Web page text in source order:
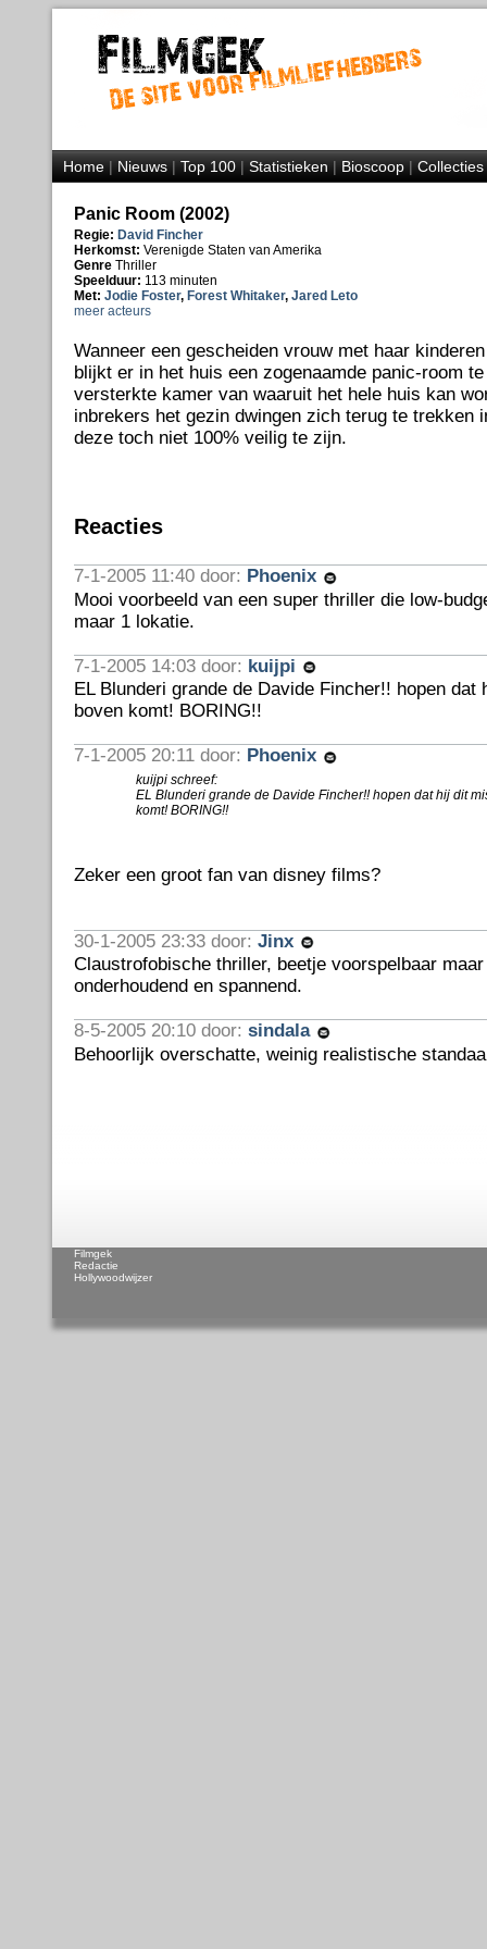
Home|Nieuws|Top 100|Statistieken|Bioscoop|Collecties
Panic Room (2002)
Regie: David Fincher
Herkomst: Verenigde Staten van Amerika
Genre Thriller
Speelduur: 113 minuten
Met: Jodie Foster, Forest Whitaker, Jared Leto
meer acteurs
Wanneer een gescheiden vrouw met haar
blijkt er in het huis een zogenaamde panic-room
versterkte kamer van waaruit het hele huis kan
inbrekers het gezin dwingen zich terug te trekken
deze toch niet 100% veilig te zijn.
Reacties
7-1-2005 11:40 door: Phoenix
Mooi voorbeeld van een super thriller die low-
maar 1 lokatie.
7-1-2005 14:03 door: kuijpi
EL Blunderi grande de Davide Fincher!! hopen dat
boven komt! BORING!!
7-1-2005 20:11 door: Phoenix
kuijpi schreef:
EL Blunderi grande de Davide Fincher!! hopen dat hij dit
komt! BORING!!
Zeker een groot fan van disney films?
30-1-2005 23:33 door: Jinx
Claustrofobische thriller, beetje voorspelbaar
onderhoudend en spannend.
8-5-2005 20:10 door: sindala
Behoorlijk overschatte, weinig realistische
Filmgek
Redactie
Hollywoodwijzer